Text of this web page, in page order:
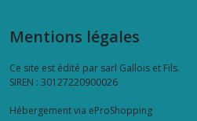
Mentions légales
Ce site est édité par sarl Gallois et Fils.
SIREN : 30127220900026
Hébergement via eProShopping